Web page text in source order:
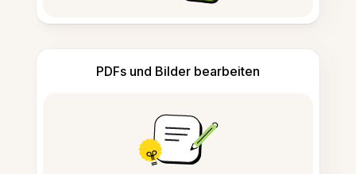
PDFs und Bilder bearbeiten